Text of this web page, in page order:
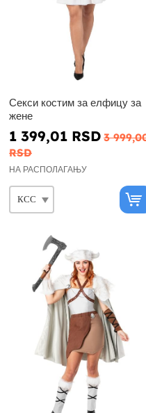
Секси костим за елфицу за
жене
1 399,01 RSD 3
RSD
НА РАСПОЛАГАЊУ